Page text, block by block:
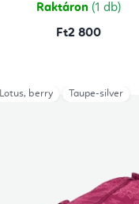
Raktáron (1 db)
Ft2 800
Lotus, berry Taupe-silver